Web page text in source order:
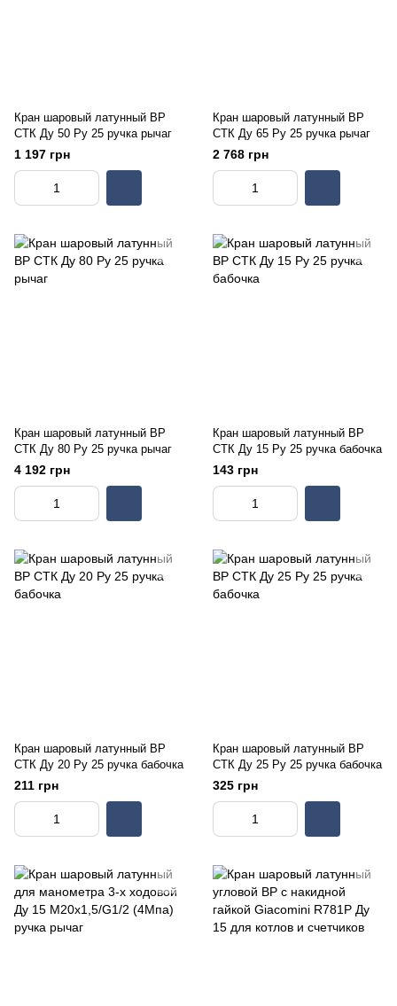
Кран шаровый латунный ВР
СТК Ду 50 Ру 25 ручка рычаг
1 197 грн
Кран шаровый латунный ВР
СТК Ду 65 Ру 25 ручка рычаг
2 768 грн
Кран шаровый латунный ВР
СТК Ду 80 Ру 25 ручка рычаг
4 192 грн
Кран шаровый латунный ВР
СТК Ду 15 Ру 25 ручка бабочка
143 грн
Кран шаровый латунный ВР
СТК Ду 20 Ру 25 ручка бабочка
211 грн
Кран шаровый латунный ВР
СТК Ду 25 Ру 25 ручка бабочка
325 грн